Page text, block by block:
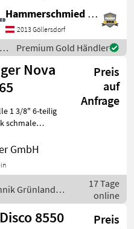
Hammerschmied GmbH
2013 Göllersdorf
Premium Gold Händler
Nova
Preis
auf
Anfrage
1 3/8" 6-teilig
schmale
KAT II
innen (
GmbH
Grünland /
17 Tage
online
8550
Preis